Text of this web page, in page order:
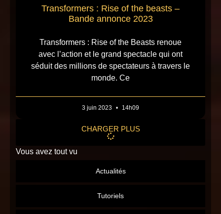
Actualités
Tutoriels
Transformers : Rise of the beasts –
Bande annonce 2023
Transformers : Rise of the Beasts renoue
avec l’action et le grand spectacle qui ont
séduit des millions de spectateurs à travers le
monde. Ce
3 juin 2023 14h09
CHARGER PLUS
Vous avez tout vu